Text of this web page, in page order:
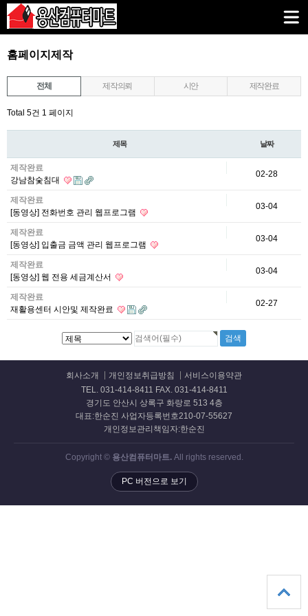
홈페이지제작
전체 제작의뢰 시안 제작완료
Total 5건 1 페이지
제목 날짜
제작완료
강남참숯침대
02-28
제작완료
[동영상] 전화번호 관리 웹프로그램
03-04
제작완료
[동영상] 입출금 금액 관리 웹프로그램
03-04
제작완료
[동영상] 웹 전용 세금계산서
03-04
제작완료
재활용센터 시안및 제작완료
02-27
회사소개 개인정보취급방침
서비스이용약관
TEL. 031-414-8411 FAX. 031-414-8411
경기도 안산시 상록구 화랑로 513 4층
대표:한순진 사업자등록번호210-07-55627
개인정보관리책임자:한순진
Copyright © 용산컴퓨터마트.All rights reserved.
PC 버전으로 보기